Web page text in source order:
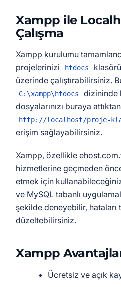
Xampp ile
Çalışma
Xampp kurulumu
projelerinizi
htdocs
üzerinde çalıştırabilirsiniz.
C:\xampp\htdocs
dizininde
dosyalarınızı buraya
http://localhost/proje-
erişim sağlayabilirsiniz.
Xampp, özellikle
hizmetlerine geçmeden
etmek için
ve MySQL tabanlı
şekilde deneyebilir,
düzeltebilirsiniz.
Xampp
Ücretsiz ve açık